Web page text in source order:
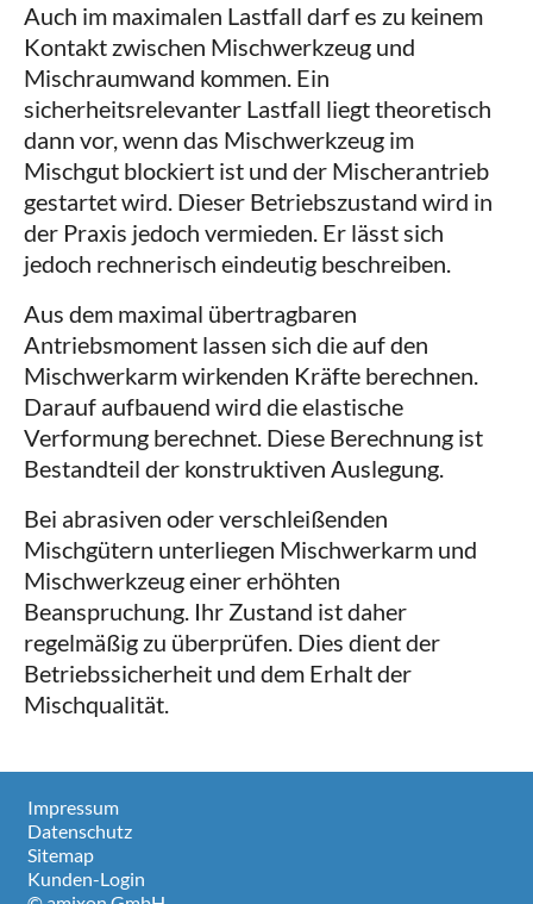
Auch im maximalen Lastfall darf es zu keinem
Kontakt zwischen Mischwerkzeug und
Mischraumwand kommen. Ein
sicherheitsrelevanter Lastfall liegt theoretisch
dann vor, wenn das Mischwerkzeug im
Mischgut blockiert ist und der Mischerantrieb
gestartet wird. Dieser Betriebszustand wird in
der Praxis jedoch vermieden. Er lässt sich
jedoch rechnerisch eindeutig beschreiben.
Aus dem maximal übertragbaren
Antriebsmoment lassen sich die auf den
Mischwerkarm wirkenden Kräfte berechnen.
Darauf aufbauend wird die elastische
Verformung berechnet. Diese Berechnung ist
Bestandteil der konstruktiven Auslegung.
Bei abrasiven oder verschleißenden
Mischgütern unterliegen Mischwerkarm und
Mischwerkzeug einer erhöhten
Beanspruchung. Ihr Zustand ist daher
regelmäßig zu überprüfen. Dies dient der
Betriebssicherheit und dem Erhalt der
Mischqualität.
Impressum
Datenschutz
Sitemap
Kunden-Login